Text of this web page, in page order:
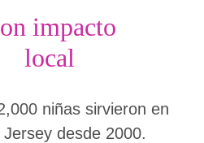
impacto
local
niñas sirvieron en
Jersey desde 2000.